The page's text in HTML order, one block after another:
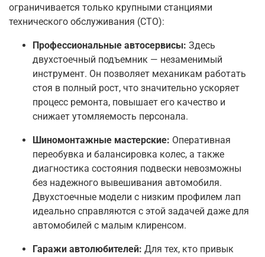
ограничивается только крупными станциями
технического обслуживания (СТО):
Профессиональные автосервисы: Здесь
двухстоечный подъемник — незаменимый
инструмент. Он позволяет механикам работать
стоя в полный рост, что значительно ускоряет
процесс ремонта, повышает его качество и
снижает утомляемость персонала.
Шиномонтажные мастерские: Оперативная
переобувка и балансировка колес, а также
диагностика состояния подвески невозможны
без надежного вывешивания автомобиля.
Двухстоечные модели с низким профилем лап
идеально справляются с этой задачей даже для
автомобилей с малым клиренсом.
Гаражи автолюбителей: Для тех, кто привык